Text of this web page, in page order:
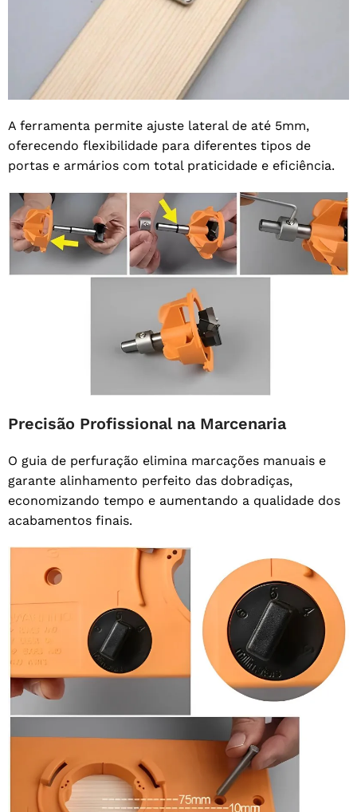
A ferramenta permite ajuste lateral de até 5mm,
oferecendo flexibilidade para diferentes tipos de
portas e armários com total praticidade e eficiência.
Precisão Profissional na Marcenaria
O guia de perfuração elimina marcações manuais e
garante alinhamento perfeito das dobradiças,
economizando tempo e aumentando a qualidade dos
acabamentos finais.